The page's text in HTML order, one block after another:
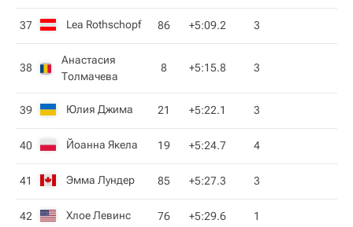
37 Lea Rothschopf 86 +5:09.2 3
38
Анастасия
Толмачева
8 +5:15.8 3
39 Юлия Джима 21 +5:22.1 3
40 Йоанна Якела 19 +5:24.7 4
41 Эмма Лундер 85 +5:27.3 3
42 Хлое Левинс 76 +5:29.6 1